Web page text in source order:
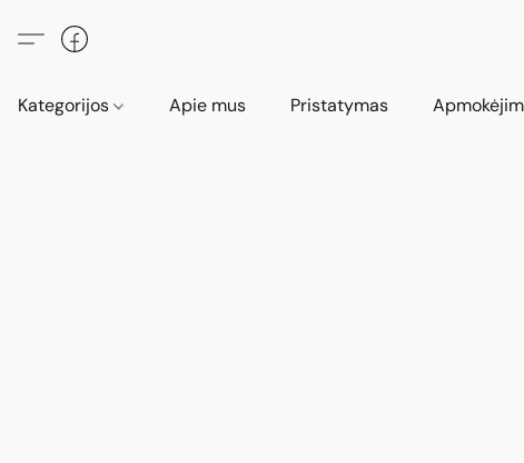
Kategorijos Apie mus Pristatymas